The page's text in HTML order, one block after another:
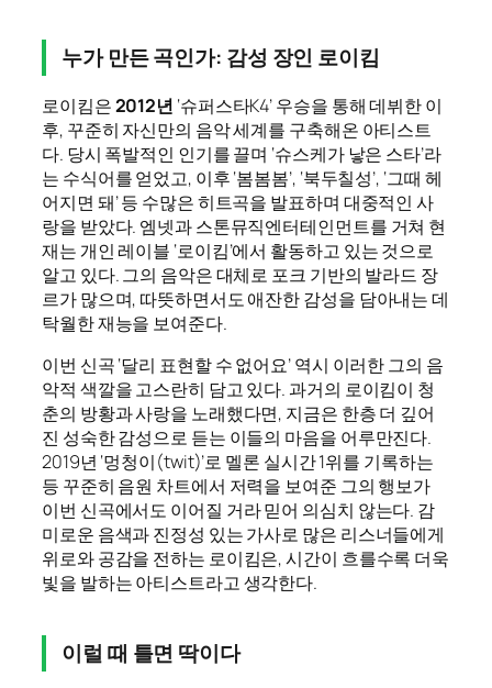
누가 만든 곡인가: 감성 장인 로이킴
로이킴은2012년 ‘슈퍼스타K4’ 우승을 통해 데뷔한 이
후, 꾸준히 자신만의 음악 세계를 구축해온 아티스트
다. 당시 폭발적인 인기를 끌며 ‘슈스케가 낳은 스타’라
는 수식어를 얻었고, 이후 ‘봄봄봄’, ‘북두칠성’, ‘그때 헤
어지면 돼’ 등 수많은 히트곡을 발표하며 대중적인 사
랑을 받았다. 엠넷과 스톤뮤직엔터테인먼트를 거쳐 현
재는 개인 레이블 ‘로이킴’에서 활동하고 있는 것으로
알고 있다. 그의 음악은 대체로 포크 기반의 발라드 장
르가 많으며, 따뜻하면서도 애잔한 감성을 담아내는 데
탁월한 재능을 보여준다.
이번 신곡 ‘달리 표현할 수 없어요’ 역시 이러한 그의 음
악적 색깔을 고스란히 담고 있다. 과거의 로이킴이 청
춘의 방황과 사랑을 노래했다면, 지금은 한층 더 깊어
진 성숙한 감성으로 듣는 이들의 마음을 어루만진다.
2019년 ‘멍청이(twit)’로 멜론 실시간 1위를 기록하는
등 꾸준히 음원 차트에서 저력을 보여준 그의 행보가
이번 신곡에서도 이어질 거라 믿어 의심치 않는다. 감
미로운 음색과 진정성 있는 가사로 많은 리스너들에게
위로와 공감을 전하는 로이킴은, 시간이 흐를수록 더욱
빛을 발하는 아티스트라고 생각한다.
이럴 때 틀면 딱이다